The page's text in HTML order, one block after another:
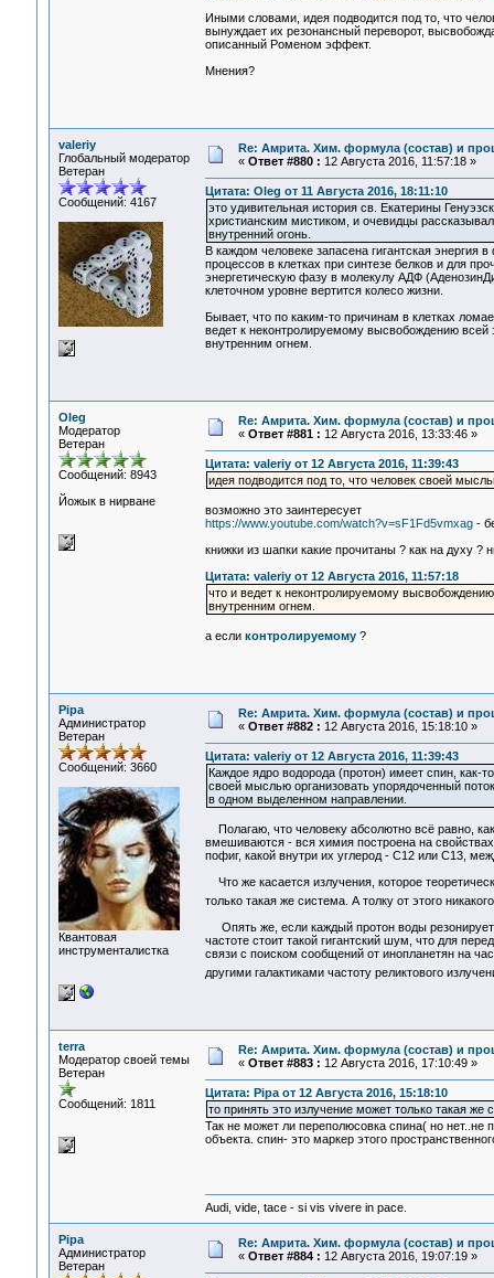
Иными словами, идея подводится под то, что
вынуждает их резонансный переворот,
описанный Роменом эффект.
Мнения?
valeriy
Глобальный модератор
Ветеран
Сообщений: 4167
Re: Амрита. Хим. формула (состав) и
« Ответ #880 : 12 Августа 2016, 11:57:18 »
Цитата: Oleg от 11 Августа 2016, 18:11:10
это удивительная история св. Екатерины
христианским мистиком, и очевидцы
внутренний огонь.
В каждом человеке запасена гигантская
процессов в клетках при синтезе белков и для
энергетическую фазу в молекулу АДФ
клеточном уровне вертится колесо жизни.
Бывает, что по каким-то причинам в клетках
ведет к неконтролируемому высвобождению всей
внутренним огнем.
Oleg
Модератор
Ветеран
Сообщений: 8943
Йожык в нирване
Re: Амрита. Хим. формула (состав) и
« Ответ #881 : 12 Августа 2016, 13:33:46 »
Цитата: valeriy от 12 Августа 2016, 11:39:43
идея подводится под то, что человек своей
возможно это заинтересует
https://www.youtube.com/watch?v=sF1Fd5vmxag-
книжки из шапки какие прочитаны ? как на духу ?
Цитата: valeriy от 12 Августа 2016, 11:57:18
что и ведет к неконтролируемому высвобождению
внутренним огнем.
а если контролируемому?
Pipa
Администратор
Ветеран
Сообщений: 3660
Квантовая
инструменталистка
Re: Амрита. Хим. формула (состав) и
« Ответ #882 : 12 Августа 2016, 15:18:10 »
Цитата: valeriy от 12 Августа 2016, 11:39:43
Каждое ядро водорода (протон) имеет спин, как-
своей мыслью организовать упорядоченный
в одном выделенном направлении.
Полагаю, что человеку абсолютно всё равно,
вмешиваются - вся химия построена на
пофиг, какой внутри их углерод - С12 или С13,
Что же касается излучения, которое
только такая же система. А толку от этого
Опять же, если каждый протон воды резонирует
частоте стоит такой гигантский шум, что для
связи с поиском сообщений от инопланетян на
другими галактиками частоту реликтового
terra
Модератор своей темы
Ветеран
Сообщений: 1811
Re: Амрита. Хим. формула (состав) и
« Ответ #883 : 12 Августа 2016, 17:10:49 »
Цитата: Pipa от 12 Августа 2016, 15:18:10
то принять это излучение может только такая же
Так не может ли переполюсовка спина( но
объекта. спин- это маркер этого
Audi, vide, tace - si vis vivere in pace.
Pipa
Администратор
Ветеран
Re: Амрита. Хим. формула (состав) и
« Ответ #884 : 12 Августа 2016, 19:07:19 »